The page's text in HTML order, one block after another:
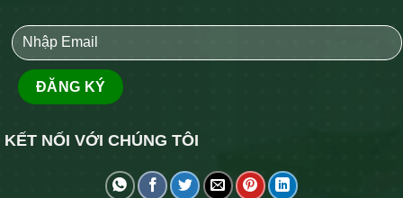
KẾT NỐI VỚI CHÚNG TÔI